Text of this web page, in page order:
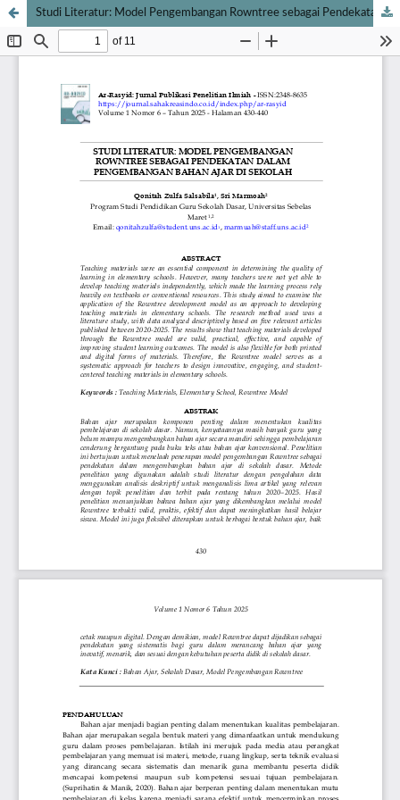
Studi Literatur: Model Pengembangan Rowntree sebagai Pendekatan dalam Pengembangan Bahan Ajar di Sekolah